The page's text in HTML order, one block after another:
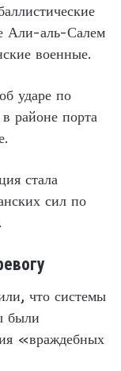
Али-аль-Салем
военные.
ударе по
районе порта
стала
сил по
что системы
были
«враждебных